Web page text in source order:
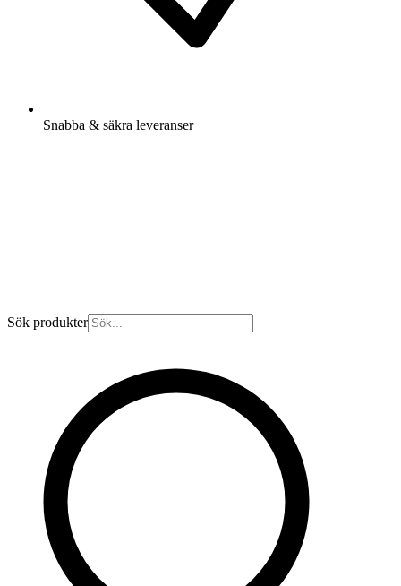
Snabba & säkra leveranser
Sök produkter